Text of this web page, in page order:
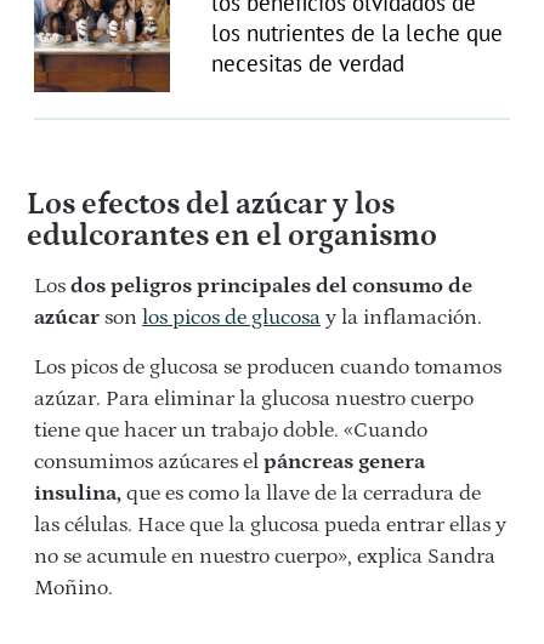
los nutrientes de la leche que
necesitas de verdad
Los efectos del azúcar y los
edulcorantes en el organismo
Los dos peligros principales del consumo de
azúcar son los picos de glucosa y la inflamación.
Los picos de glucosa se producen cuando tomamos
azúzar. Para eliminar la glucosa nuestro cuerpo
tiene que hacer un trabajo doble. «Cuando
consumimos azúcares el páncreas genera
insulina, que es como la llave de la cerradura de
las células. Hace que la glucosa pueda entrar ellas y
no se acumule en nuestro cuerpo», explica Sandra
Moñino.